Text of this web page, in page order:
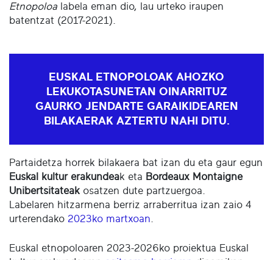
Etnopoloa labela eman dio, lau urteko iraupen
batentzat (2017-2021).
EUSKAL ETNOPOLOAK AHOZKO
LEKUKOTASUNETAN OINARRITUZ
GAURKO JENDARTE GARAIKIDEAREN
BILAKAERAK AZTERTU NAHI DITU.
Partaidetza horrek bilakaera bat izan du eta gaur egun
Euskal kultur erakundeak eta Bordeaux Montaigne
Unibertsitateak osatzen dute partzuergoa.
Labelaren hitzarmena berriz arraberritua izan zaio 4
urterendako 2023ko martxoan
Euskal etnopoloaren 2023-2026ko proiektua Euskal